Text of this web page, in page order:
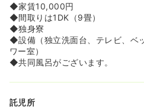
◆家賃10,000円
◆間取りは1DK（9畳）
◆独身寮
◆設備（独立洗面台、テレビ、ベ
ワー室）
◆共同風呂がございます。
託児所